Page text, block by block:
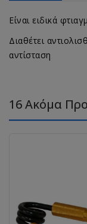
Είναι ειδικά
Διαθέτει
αντίσταση
16 Ακόμα